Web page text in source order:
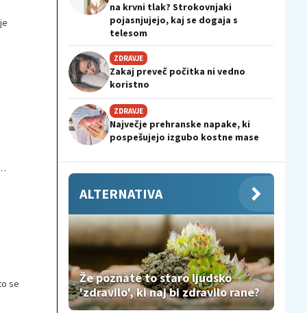
se
na krvni tlak? Strokovnjaki
pojasnjujejo, kaj se dogaja s
telesom
ZDRAVJE
Zakaj preveč počitka ni vedno
koristno
ZDRAVJE
Največje prehranske napake, ki
pospešujejo izgubo kostne mase
ALTERNATIVA
Že poznate to staro ljudsko
'zdravilo', ki naj bi zdravilo rane?